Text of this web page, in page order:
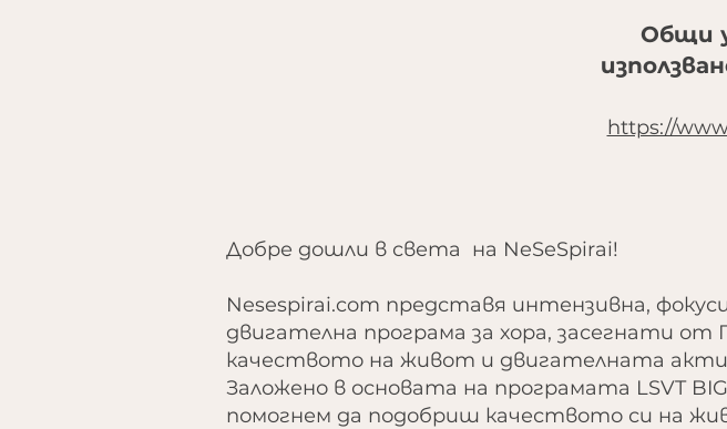
Общи
https://
Добре дошли в света на NeSeSpirai!
Nesespirai.com представя интензивна,
двигателна програма за хора, засегнати
качеството на живот и двигателната
Заложено в основата на програмата LSVT BIG
помогнем да подобриш качеството си на